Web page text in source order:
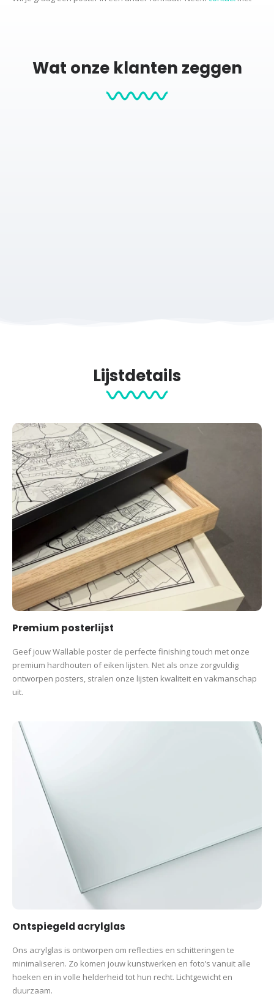
Wat onze klanten zeggen
Lijstdetails
Premium posterlijst
Geef jouw Wallable poster de perfecte finishing touch met onze
premium hardhouten of eiken lijsten. Net als onze zorgvuldig
ontworpen posters, stralen onze lijsten kwaliteit en vakmanschap
uit.
Ontspiegeld acrylglas
Ons acrylglas is ontworpen om reflecties en schitteringen te
minimaliseren. Zo komen jouw kunstwerken en foto’s vanuit alle
hoeken en in volle helderheid tot hun recht. Lichtgewicht en
duurzaam.